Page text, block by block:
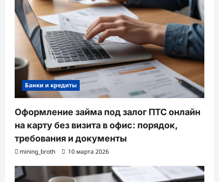
Банки и кредиты
Оформление займа под залог ПТС онлайн
на карту без визита в офис: порядок,
требования и документы
mining_broth 10 марта 2026